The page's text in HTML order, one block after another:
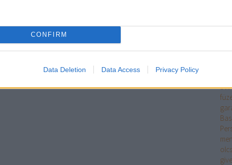
CONFIRM
Data Deletion Data Access Privacy Policy